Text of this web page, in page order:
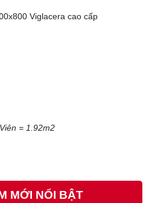
Viglacera cao cấp
= 1.92m2
MỚI NỔI BẬT